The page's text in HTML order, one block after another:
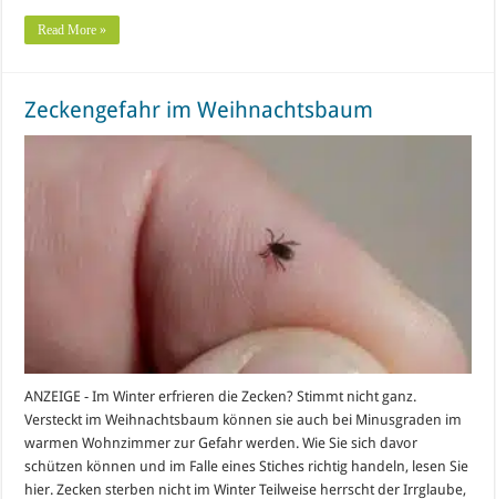
Read More »
Zeckengefahr im Weihnachtsbaum
ANZEIGE - Im Winter erfrieren die Zecken? Stimmt nicht ganz.
Versteckt im Weihnachtsbaum können sie auch bei Minusgraden im
warmen Wohnzimmer zur Gefahr werden. Wie Sie sich davor
schützen können und im Falle eines Stiches richtig handeln, lesen Sie
hier. Zecken sterben nicht im Winter Teilweise herrscht der Irrglaube,